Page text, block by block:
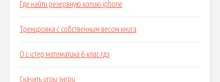
Где найти резервную копию iphone
Тренировка с собственным весом книга
О с істер математика 6 клас гдз
Скачать игры энгри